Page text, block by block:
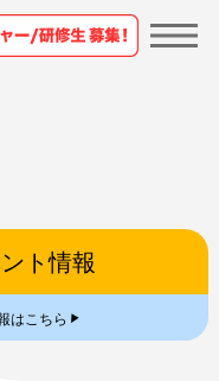
ト情報
はこちら▼